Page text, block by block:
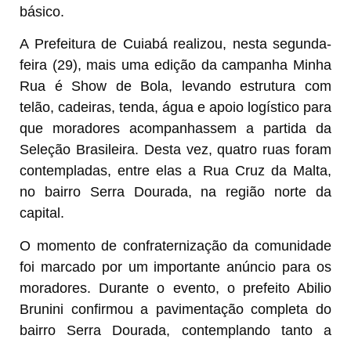
básico.
A Prefeitura de Cuiabá realizou, nesta segunda-
feira (29), mais uma edição da campanha Minha
Rua é Show de Bola, levando estrutura com
telão, cadeiras, tenda, água e apoio logístico para
que moradores acompanhassem a partida da
Seleção Brasileira. Desta vez, quatro ruas foram
contempladas, entre elas a Rua Cruz da Malta,
no bairro Serra Dourada, na região norte da
capital.
O momento de confraternização da comunidade
foi marcado por um importante anúncio para os
moradores. Durante o evento, o prefeito Abilio
Brunini confirmou a pavimentação completa do
bairro Serra Dourada, contemplando tanto a